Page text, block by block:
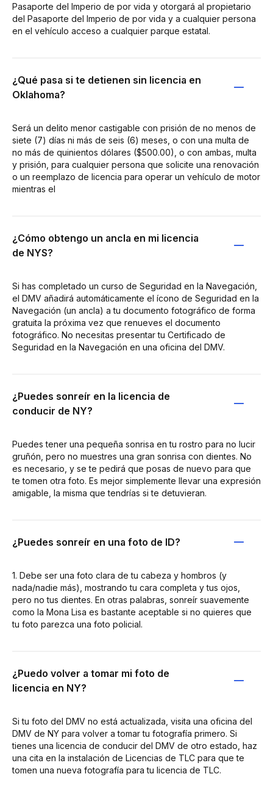
Pasaporte del Imperio de por vida y otorgará al propietario
del Pasaporte del Imperio de por vida y a cualquier persona
en el vehículo acceso a cualquier parque estatal.
¿Qué pasa si te detienen sin licencia en
Oklahoma?
Será un delito menor castigable con prisión de no menos de
siete (7) días ni más de seis (6) meses, o con una multa de
no más de quinientos dólares ($500.00), o con ambas, multa
y prisión, para cualquier persona que solicite una renovación
o un reemplazo de licencia para operar un vehículo de motor
mientras el
¿Cómo obtengo un ancla en mi licencia
de NYS?
Si has completado un curso de Seguridad en la Navegación,
el DMV añadirá automáticamente el ícono de Seguridad en la
Navegación (un ancla) a tu documento fotográfico de forma
gratuita la próxima vez que renueves el documento
fotográfico. No necesitas presentar tu Certificado de
Seguridad en la Navegación en una oficina del DMV.
¿Puedes sonreír en la licencia de
conducir de NY?
Puedes tener una pequeña sonrisa en tu rostro para no lucir
gruñón, pero no muestres una gran sonrisa con dientes. No
es necesario, y se te pedirá que posas de nuevo para que
te tomen otra foto. Es mejor simplemente llevar una expresión
amigable, la misma que tendrías si te detuvieran.
¿Puedes sonreír en una foto de ID?
1. Debe ser una foto clara de tu cabeza y hombros (y
nada/nadie más), mostrando tu cara completa y tus ojos,
pero no tus dientes. En otras palabras, sonreír suavemente
como la Mona Lisa es bastante aceptable si no quieres que
tu foto parezca una foto policial.
¿Puedo volver a tomar mi foto de
licencia en NY?
Si tu foto del DMV no está actualizada, visita una oficina del
DMV de NY para volver a tomar tu fotografía primero. Si
tienes una licencia de conducir del DMV de otro estado, haz
una cita en la instalación de Licencias de TLC para que te
tomen una nueva fotografía para tu licencia de TLC.